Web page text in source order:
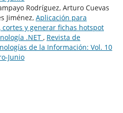
Rodríguez, Arturo Cuevas
Jiménez, Aplicación para
y generar fichas hotspot
.NET , Revista de
de la Información: Vol. 10
Junio